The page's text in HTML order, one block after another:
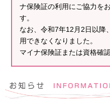
ナ保険証の利用にご協力を
す。
なお、令和7年12月2日以降
用できなくなりました。
マイナ保険証または資格確